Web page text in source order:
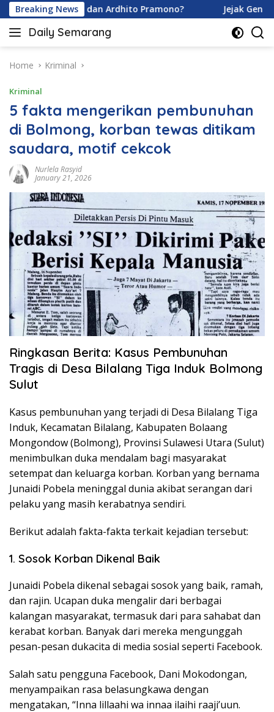
Skip
to
content
Breaking News
Karamoy dan Ardhito Pramono? Jejak Gen Buka
Daily Semarang
"Semarang
Ini:
Terkini
untuk
Anda"
Home Kriminal
Kriminal
5 fakta mengerikan pembunuhan
di Bolmong, korban tewas ditikam
saudara, motif cekcok
Nurlela Rasyid
January 21, 2026
Ringkasan Berita: Kasus Pembunuhan
Tragis di Desa Bilalang Tiga Induk Bolmong
Sulut
Kasus pembunuhan yang terjadi di Desa Bilalang Tiga
Induk, Kecamatan Bilalang, Kabupaten Bolaang
Mongondow (Bolmong), Provinsi Sulawesi Utara (Sulut)
menimbulkan duka mendalam bagi masyarakat
setempat dan keluarga korban. Korban yang bernama
Junaidi Pobela meninggal dunia akibat serangan dari
pelaku yang masih kerabatnya sendiri.
Berikut adalah fakta-fakta terkait kejadian tersebut:
1. Sosok Korban Dikenal Baik
Junaidi Pobela dikenal sebagai sosok yang baik, ramah,
dan rajin. Ucapan duka mengalir dari berbagai
kalangan masyarakat, termasuk dari para sahabat dan
kerabat korban. Banyak dari mereka mengunggah
pesan-pesan dukacita di media sosial seperti Facebook.
Salah satu pengguna Facebook, Dani Mokodongan,
menyampaikan rasa belasungkawa dengan
mengatakan, “Inna lillaahi wa innaa ilaihi raaji’uun.